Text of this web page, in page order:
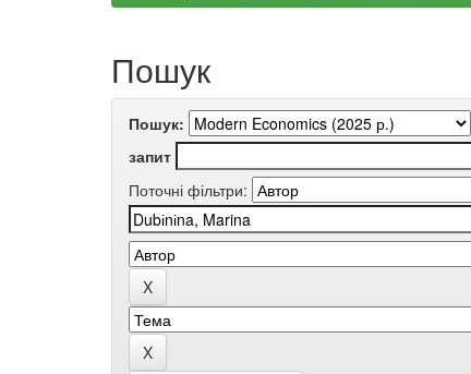
Пошук
Пошук:
запит
Поточні фільтри: